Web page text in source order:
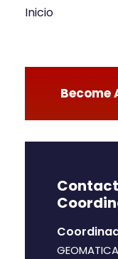
Inicio
Become
GEOMATICA